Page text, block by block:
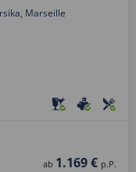
Marseille
ab 1.169 € p.P.